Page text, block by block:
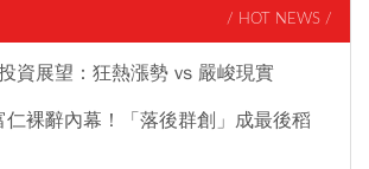
/ HOT NEWS /
資展望：狂熱漲勢 vs 嚴峻現實
裸辭內幕！「落後群創」成最後稻